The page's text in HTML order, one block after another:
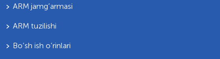
ARM jamg’armasi
ARM tuzilishi
Bo’sh ish o’rinlari